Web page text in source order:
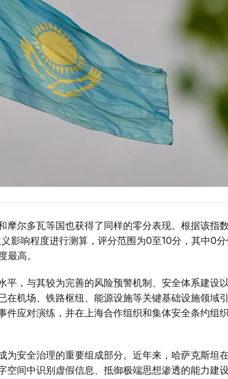
摩尔多瓦等国也获得了同样的零分表现。根据该指
影响程度进行测算，评分范围为0至10分，其中0分
最高。
平，与其较为完善的风险预警机制、安全体系建设
在机场、铁路枢纽、能源设施等关键基础设施领域
件应对演练，并在上海合作组织和集体安全条约组
为安全治理的重要组成部分。近年来，哈萨克斯坦
间中识别虚假信息、抵御极端思想渗透的能力建设